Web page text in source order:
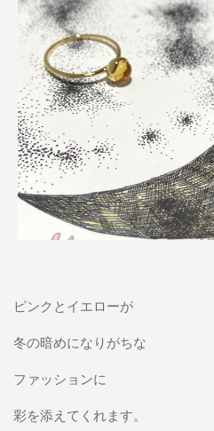
ピンクとイエローが
冬の暗めになりがちな
ファッションに
彩を添えてくれます。